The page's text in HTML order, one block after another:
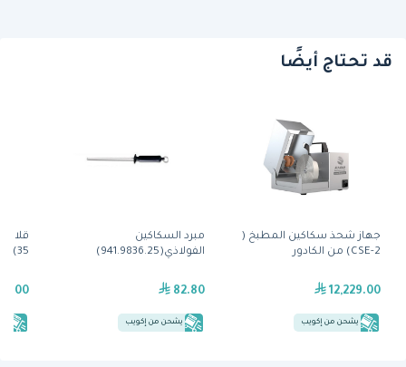
قد تحتاج أيضًا
جهاز شحذ سكاكين المطبخ (
CSE-2) من الكادور
12,229.00
يشحن من إكويب
مبرد السكاكين
الفولاذي(941.9836.25)
82.80
يشحن من إكويب
35) من توستماستر